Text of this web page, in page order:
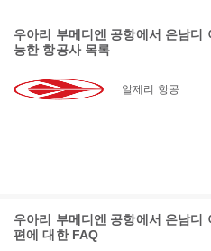
우아리 부메디엔 공항에서 은남디
능한 항공사 목록
알제리 항공
우아리 부메디엔 공항에서 은남디
편에 대한 FAQ